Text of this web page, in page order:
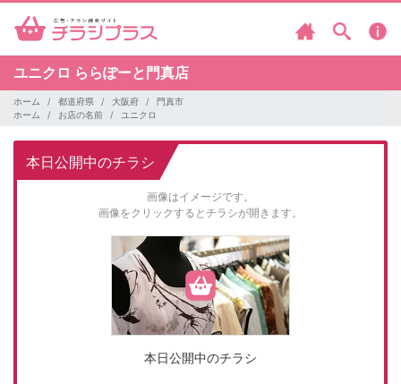
ユニクロ ららぽーと門真店
ホーム 都道府県 大阪府
門真市
ホーム
お店の名前 ユニクロ
本日公開中のチラシ
画像はイメージです。
画像をクリックするとチラシが開きます。
本日公開中のチラシ